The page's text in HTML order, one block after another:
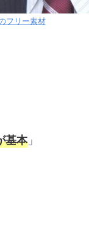
フリー素材
基本」